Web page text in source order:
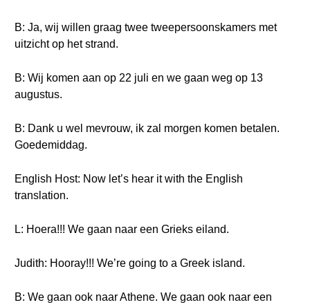
B: Ja, wij willen graag twee tweepersoonskamers met
uitzicht op het strand.
B: Wij komen aan op 22 juli en we gaan weg op 13
augustus.
B: Dank u wel mevrouw, ik zal morgen komen betalen.
Goedemiddag.
English Host: Now let’s hear it with the English
translation.
L: Hoera!!! We gaan naar een Grieks eiland.
Judith: Hooray!!! We’re going to a Greek island.
B: We gaan ook naar Athene. We gaan ook naar een